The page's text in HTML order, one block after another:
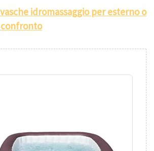
idromassaggio per esterno o
confronto